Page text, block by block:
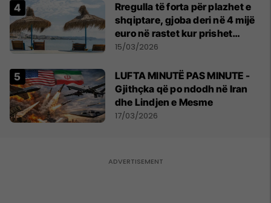
Rregulla të forta për plazhet e
shqiptare, gjoba deri në 4 mijë
euro në rastet kur prishet
kontrata
15/03/2026
LUFTA MINUTË PAS MINUTE -
Gjithçka që po ndodh në Iran
dhe Lindjen e Mesme
17/03/2026